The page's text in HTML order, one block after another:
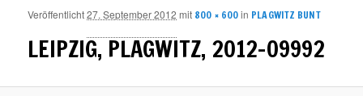
LEIPZIG, PLAGWITZ, 2012-09992
Veröffentlicht27. September 2012 mit 800 × 600in PLAGWITZ BUNT